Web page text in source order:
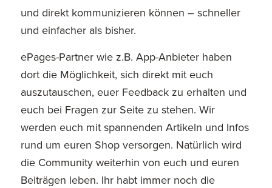
und direkt kommunizieren können – schneller
und einfacher als bisher.
ePages-Partner wie z.B. App-Anbieter haben
dort die Möglichkeit, sich direkt mit euch
auszutauschen, euer Feedback zu erhalten und
euch bei Fragen zur Seite zu stehen. Wir
werden euch mit spannenden Artikeln und Infos
rund um euren Shop versorgen. Natürlich wird
die Community weiterhin von euch und euren
Beiträgen leben. Ihr habt immer noch die